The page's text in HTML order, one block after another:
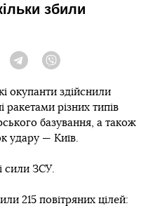
збили
Twitter Telegram
окупанти здійснили
ракетами різних типів
базування, а також
удару — Київ.
сили ЗСУ.
215 повітряних цілей: